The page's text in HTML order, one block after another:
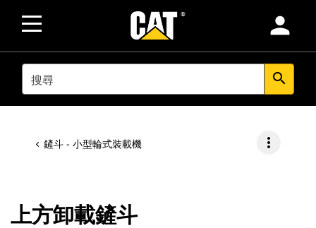
person
SEARCH search
鏟斗 - 小型輪式裝載機 more_vert
上方卸載鏟斗